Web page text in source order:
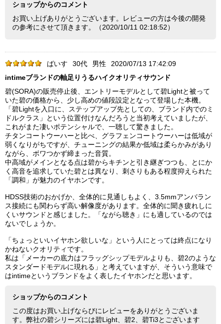
ショップからのコメント
お買い上げありがとうございます。レビューの方は今後の開発
の参考にさせて頂きます。（2020/10/11 02:18:52）
ばいす 30代 男性
2020/07/13 17:42:09
intimeブランドの軸足りうるハイクオリティサウンド
碧(SORA)の販売停止後、エントリーモデルとして碧Lightと被って
いた碧の価格から、少し高めの値段設定となって登場した本機。
「碧Lightを入口に、ステップアップ先としての、ブランド内でのミ
ドルクラス」という位置付けなんだろうと当初考えていましたが、
これがまた凄いポテンシャルで、一聴して驚きました。
チタンコートウーハーと比べ、グラフェンコートウーハーは低域が
弱くなりがちですが、チューニングの結果か低域は柔らかみがあり
ながら、ボワつかず締まった音質。
中高域がメインとなる点は碧からキチンと引き継ぎつつも、とにか
く高音を追求していた碧とは異なり、刺さりもある程度抑えられた
「調和」が魅力のイヤホンです。
HDSS技術のおかげか、全体的に見通しもよく、3.5mmアンバラン
ス接続にも関わらず高い解像度があります。全体的に聞き疲れしに
くいサウンドと感じました。「ながら聴き」にも適しているのでは
ないでしょうか。
「ちょっといいイヤホン欲しいな」という人にとっては終点になり
かねないクオリティです。
私は「メーカーの底力はフラッグシップモデルよりも、碧2のような
スタンダードモデルに現れる」と考えていますが、そういう意味で
はintimeというブランドをよく表したイヤホンだと思います。
ショップからのコメント
この度はお買い上げならびにレビューをありがとうございま
す。弊社の碧シリーズには碧Light、碧2、碧Ti3とございます